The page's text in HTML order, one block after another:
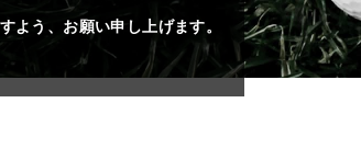
よう、お願い申し上げます。